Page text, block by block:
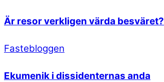
Är resor verkligen värda besväret?
Fastebloggen
Ekumenik i dissidenternas anda